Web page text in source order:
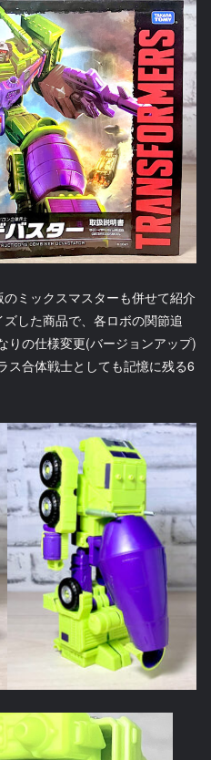
ミックスマスターも併せて紹介
した商品で、各ロボの関節追
りの仕様変更(バージョンアップ)
ス合体戦士としても記憶に残る6